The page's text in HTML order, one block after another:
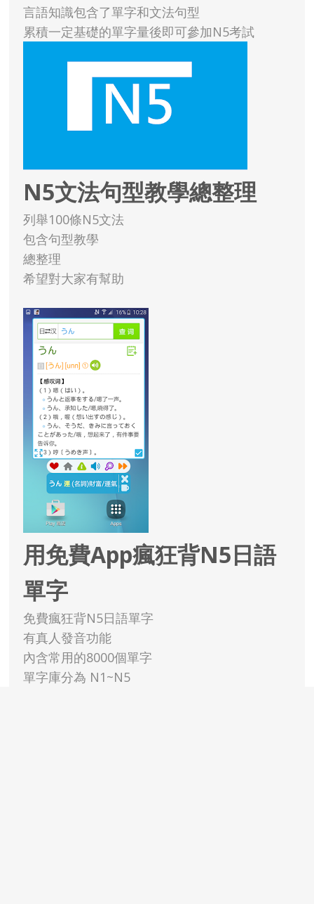
言語知識包含了單字和文法句型
累積一定基礎的單字量後即可參加N5考試
N5文法句型教學總整理
列舉100條N5文法
包含句型教學
總整理
希望對大家有幫助
用免費App瘋狂背N5日語
單字
免費瘋狂背N5日語單字
有真人發音功能
內含常用的8000個單字
單字庫分為 N1~N5